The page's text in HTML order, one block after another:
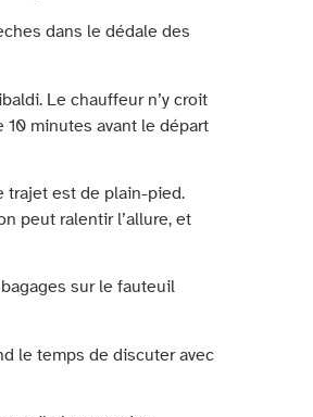
dans le dédale des
Le chauffeur n’y croit
minutes avant le départ
trajet est de plain-pied.
peut ralentir l’allure, et
sur le fauteuil
le temps de discuter avec